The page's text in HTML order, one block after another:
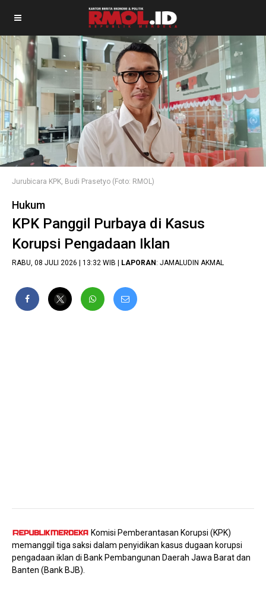
Jurubicara KPK, Budi Prasetyo (Foto: RMOL)
Hukum
KPK Panggil Purbaya di Kasus
Korupsi Pengadaan Iklan
RABU, 08 JULI 2026 | 13:32 WIB | LAPORAN: JAMALUDIN AKMAL
Komisi Pemberantasan Korupsi (KPK)
memanggil tiga saksi dalam penyidikan kasus dugaan korupsi
pengadaan iklan di Bank Pembangunan Daerah Jawa Barat dan
Banten (Bank BJB).